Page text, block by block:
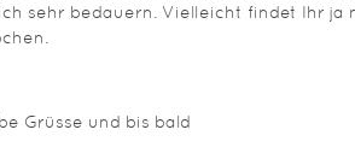
sehr bedauern. Vielleicht findet Ihr ja
Grüsse und bis bald